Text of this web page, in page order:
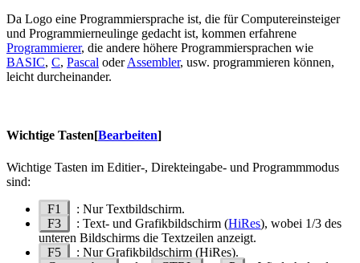
Da Logo eine Programmiersprache ist, die für Computereinsteiger
und Programmierneulinge gedacht ist, kommen erfahrene
Programmierer, die andere höhere Programmiersprachen wie
BASIC, C, Pascal oderAssembler, usw. programmieren können,
leicht durcheinander.
Wichtige Tasten[Bearbeiten]
Wichtige Tasten im Editier-, Direkteingabe- und Programmmodus
sind:
F1
: Nur Textbildschirm.
F3
: Text- und Grafikbildschirm (HiRes), wobei 1/3 des
unteren Bildschirms die Textzeilen anzeigt.
F5
: Nur Grafikbildschirm (HiRes).